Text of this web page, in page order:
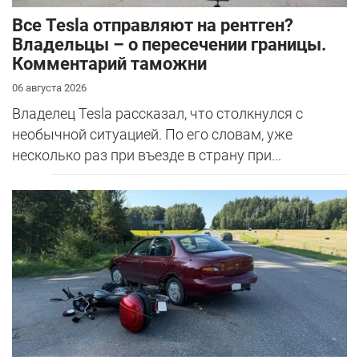
Все Tesla отправляют на рентген?
Владельцы – о пересечении границы.
Комментарий таможни
06 августа 2026
Владелец Tesla рассказал, что столкнулся с
необычной ситуацией. По его словам, уже
несколько раз при въезде в страну при...